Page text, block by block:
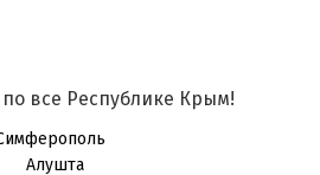
все Республике Крым!
Алушта